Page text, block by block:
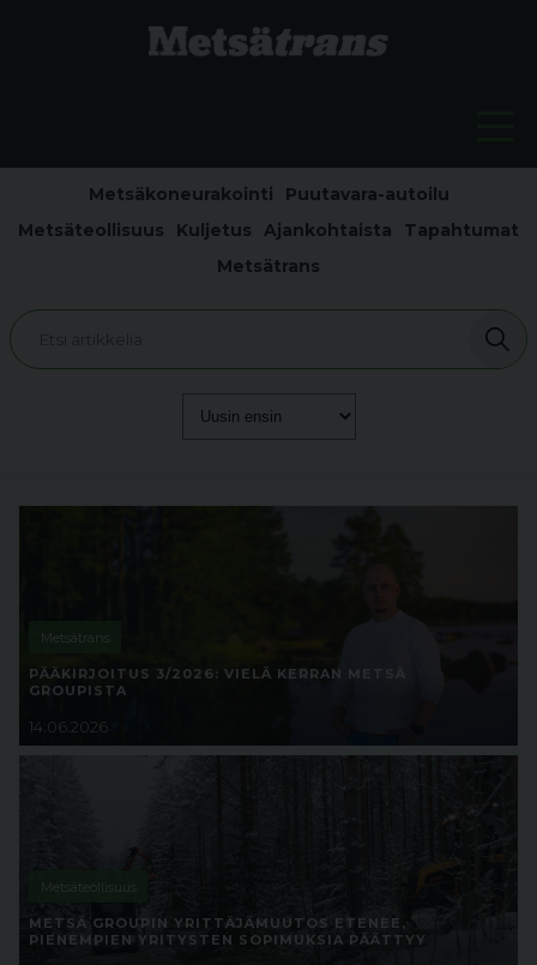
Metsäkoneurakointi
Puutavara-autoilu
Metsäteollisuus
Kuljetus Ajankohtaista
Tapahtumat
Metsätrans
Metsätrans
PÄÄKIRJOITUS 3/2026: VIELÄ KERRAN METSÄ
GROUPISTA
14.06.2026
Metsäteollisuus
METSÄ GROUPIN YRITTÄJÄMUUTOS ETENEE,
PIENEMPIEN YRITYSTEN SOPIMUKSIA PÄÄTTYY